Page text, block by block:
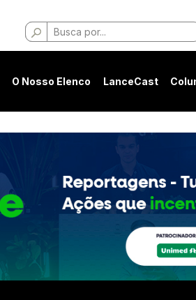
Buscar
por:
O Nosso Elenco LanceCast